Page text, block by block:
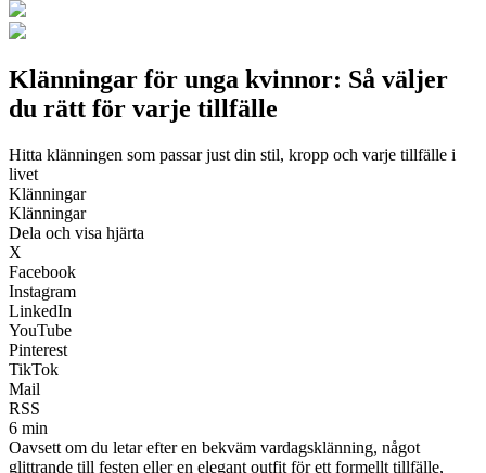
Klänningar för unga kvinnor: Så väljer
du rätt för varje tillfälle
Hitta klänningen som passar just din stil, kropp och varje tillfälle i
livet
Klänningar
Klänningar
Dela och visa hjärta
X
Facebook
Instagram
LinkedIn
YouTube
Pinterest
TikTok
Mail
RSS
6 min
Oavsett om du letar efter en bekväm vardagsklänning, något
glittrande till festen eller en elegant outfit för ett formellt tillfälle,